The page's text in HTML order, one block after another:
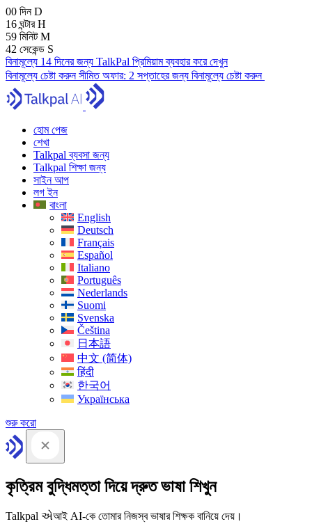
00 দিনD
16 ঘন্টারH
59 মিনিটM
41 সেকেন্ড S
বিনামূল্যে 14 দিনের জন্য TalkPal প্রিমিয়াম ব্যবহার করে দেখুন
বিনামূল্যে চেষ্টা করুনসীমিত অফার: 2 সপ্তাহের জন্য বিনামূল্যে চেষ্টা করুন
হোম পেজ
শেখা
Talkpal ব্যবসা জন্য
Talkpal শিক্ষা জন্য
সাইন আপ
লগ ইন
বাংলা
English
Deutsch
Français
Español
Italiano
Português
Nederlands
Suomi
Svenska
Čeština
日本語
中文 (简体)
हिंदी
한국어
Українська
শুরু করো
কৃত্রিম বুদ্ধিমত্তা দিয়ে দ্রুত ভাষা শিখুন
Talkpal એআই AI-কে তোমার নিজস্ব ভাষার শিক্ষক বানিয়ে দেয়।